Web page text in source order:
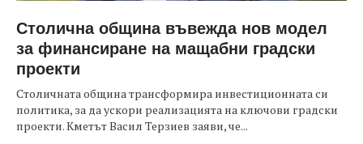
Столична община въвежда нов модел
за финансиране на мащабни градски
проекти
Столичната община трансформира инвестиционната си
политика, за да ускори реализацията на ключови градски
проекти. Кметът Васил Терзиев заяви, че...